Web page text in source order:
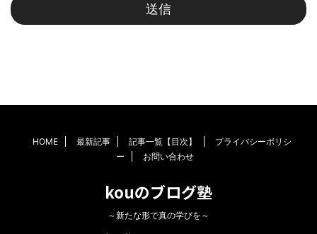
HOME 最新記事 記事一覧【目次】
プライバシーポリシ
ー
お問い合わせ
kouのブログ塾
～新たな形で真の学びを～